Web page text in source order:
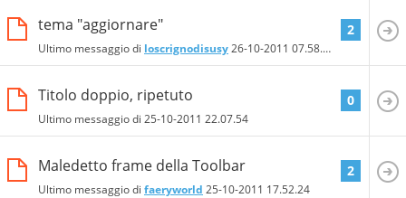
tema "aggiornare"
Ultimo messaggio di loscrignodisusy26-10-2011 07.58.29
2
Titolo doppio, ripetuto
Ultimo messaggio di 25-10-2011 22.07.54
0
Maledetto frame della Toolbar
Ultimo messaggio di faeryworld 25-10-2011 17.52.24
2